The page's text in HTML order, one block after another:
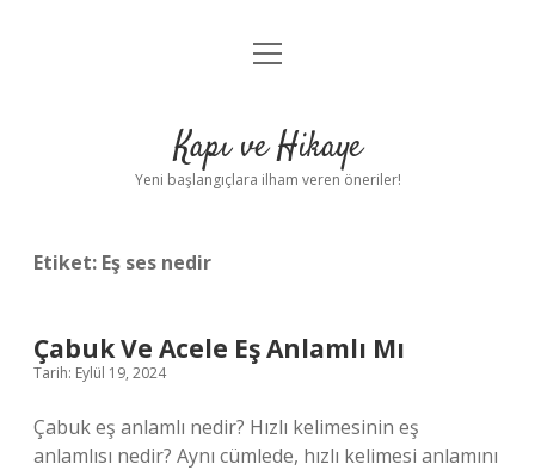
Anasayfa
Yasal Uyarı
menüyü
Kapı ve Hikaye
Yeni başlangıçlara ilham veren öneriler!
Etiket: Eş ses nedir
Çabuk Ve Acele Eş Anlamlı Mı
Tarih: Eylül 19, 2024
Çabuk eş anlamlı nedir? Hızlı kelimesinin eş
anlamlısı nedir? Aynı cümlede, hızlı kelimesi anlamını